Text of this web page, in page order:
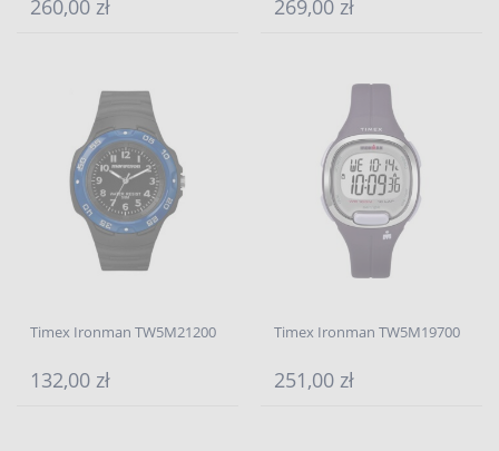
260,00 zł 269,00 zł
Timex Ironman TW5M21200
132,00 zł
Timex Ironman TW5M19700
251,00 zł